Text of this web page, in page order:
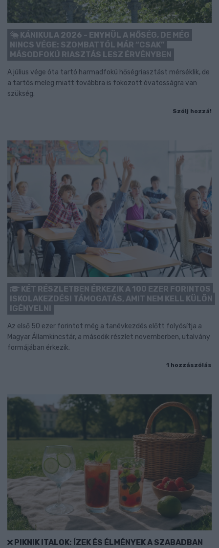
KÁNIKULA 2026 - ENYHÜL A HŐSÉG, DE MÉG
NINCS VÉGE: SZOMBATTÓL MÁR “CSAK”
MÁSODFOKÚ RIASZTÁS LESZ ÉRVÉNYBEN
A július vége óta tartó harmadfokú hőségriasztást mérséklik, de
a tartós meleg miatt továbbra is fokozott óvatosságra van
szükség.
Szólj hozzá!
KÉT RÉSZLETBEN ÉRKEZIK A 100 EZER FORINTOS
ISKOLAKEZDÉSI TÁMOGATÁS, AMIT NEM KELL KÜLÖN
IGÉNYELNI
Az első 50 ezer forintot még a tanévkezdés előtt folyósítja a
Magyar Államkincstár, a második részlet novemberben, utalvány
formájában érkezik.
1 hozzászólás
PIKNIK ITALOK: ÍZEK ÉS ÉLMÉNYEK A SZABADBAN